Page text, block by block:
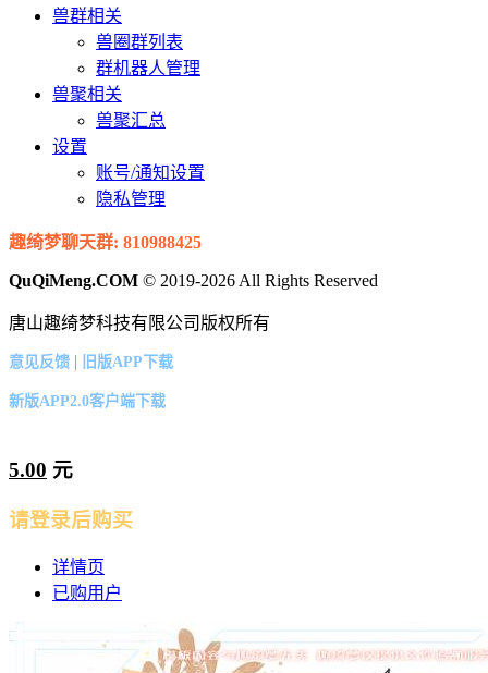
兽群相关
兽圈群列表
群机器人管理
兽聚相关
兽聚汇总
设置
账号/通知设置
隐私管理
趣绮梦聊天群: 810988425
QuQiMeng.COM © 2019-2026 All Rights Reserved
唐山趣绮梦科技有限公司版权所有
意见反馈 | 旧版APP下载
新版APP2.0客户端下载
5.00 元
请登录后购买
详情页
已购用户